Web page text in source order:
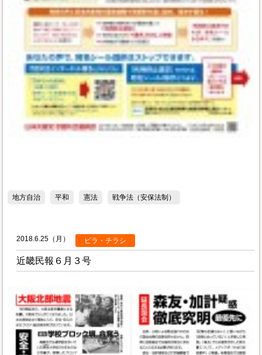
地方自治 平和 憲法 戦争法（安保法制）
2018.6.25（月） ビラ・チラシ
近畿民報６月３号